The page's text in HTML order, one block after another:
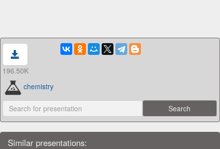
196.50K
chemistry
Similar presentations: